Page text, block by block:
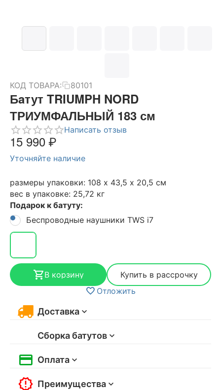
КОД ТОВАРА: 80101
Бaтут TRIUMPH NORD
ТРИУМФАЛЬНЫЙ 183 см
Написать отзыв
15 990₽
Уточняйте наличие
размеры упаковки: 108 х 43,5 х 20,5 см
вес в упаковке: 25,72 кг
Подарок к батуту:
Беспроводные наушники TWS i7
В корзину
Купить в рассрочку
Отложить
Доставка
Сборка батутов
Оплата
Преимущества